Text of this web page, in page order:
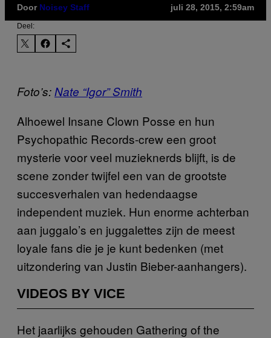
Door Noisey Staff juli 28, 2015, 2:59am
Deel:
Foto’s:Nate “Igor” Smith
Alhoewel Insane Clown Posse en hun
Psychopathic Records-crew een groot
mysterie voor veel muzieknerds blijft, is de
scene zonder twijfel een van de grootste
succesverhalen van hedendaagse
independent muziek. Hun enorme achterban
aan juggalo’s en juggalettes zijn de meest
loyale fans die je je kunt bedenken (met
uitzondering van Justin Bieber-aanhangers).
VIDEOS BY VICE
Het jaarlijks gehouden Gathering of the